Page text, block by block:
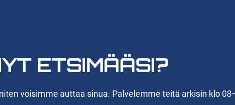
ETSIMÄÄSI?
voisimme auttaa sinua. Palvelemme teitä arkisin klo